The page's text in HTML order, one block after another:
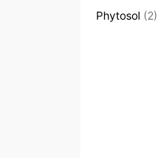
Phytosol (2)